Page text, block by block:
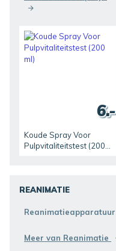
Koude Spray Voor
Pulpvitaliteitstest (200
6.-
REANIMATIE
Reanimatieapparatuur
Meer van Reanimatie